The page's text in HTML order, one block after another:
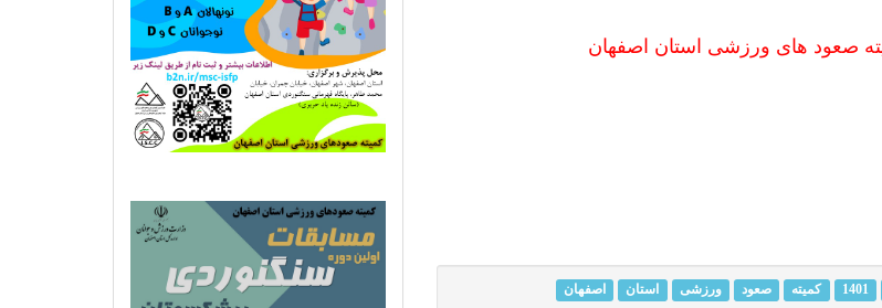
صعود های ورزشی استان اصفهان
1401 کمیته صعود ورزشی استان اصفهان